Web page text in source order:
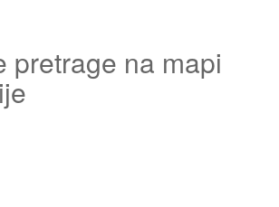
pretrage na mapi